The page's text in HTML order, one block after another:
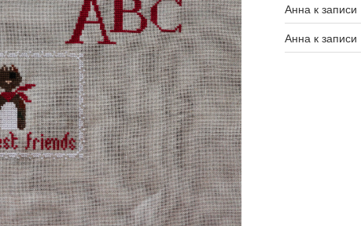
Аннак записи
Аннак записи